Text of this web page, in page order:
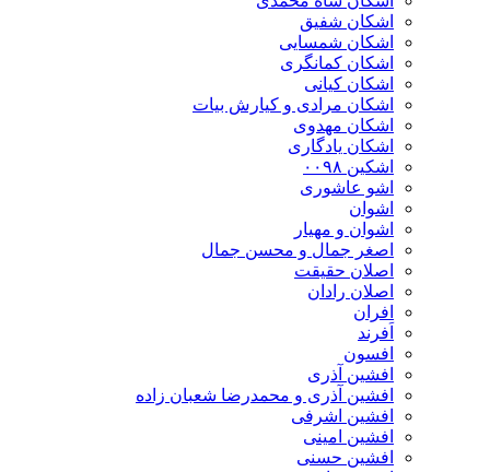
اشکان شفیق
اشکان شمسایی
اشکان‌ کمانگری
اشکان کیانی
اشکان مرادی و کیارش بیات
اشکان مهدوی
اشکان یادگاری
اشکین ۰۰۹۸
اشو عاشوری
اشوان
اشوان و مهیار
اصغر جمال و محسن جمال
اصلان حقیقت
اصلان رادان
افران
اَفرند
افسون
افشین آذری
افشین آذری و محمدرضا شعبان زاده
افشین اشرفی
افشین امینی
افشین حسنی